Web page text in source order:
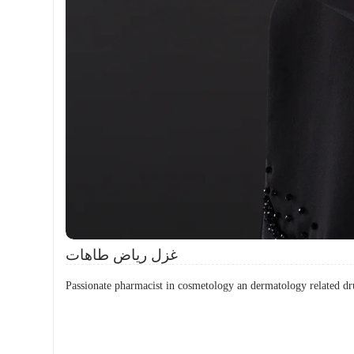
غزل رياض طاهات
Passionate pharmacist in cosmetology an dermatology related